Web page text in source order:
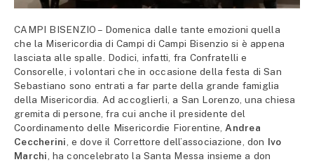
CAMPI BISENZIO – Domenica dalle tante emozioni quella
che la Misericordia di Campi di Campi Bisenzio si è appena
lasciata alle spalle. Dodici, infatti, fra Confratelli e
Consorelle, i volontari che in occasione della festa di San
Sebastiano sono entrati a far parte della grande famiglia
della Misericordia. Ad accoglierli, a San Lorenzo, una chiesa
gremita di persone, fra cui anche il presidente del
Coordinamento delle Misericordie Fiorentine, Andrea
Ceccherini , e dove il Correttore dell’associazione, don Ivo
Marchi , ha concelebrato la Santa Messa insieme a don